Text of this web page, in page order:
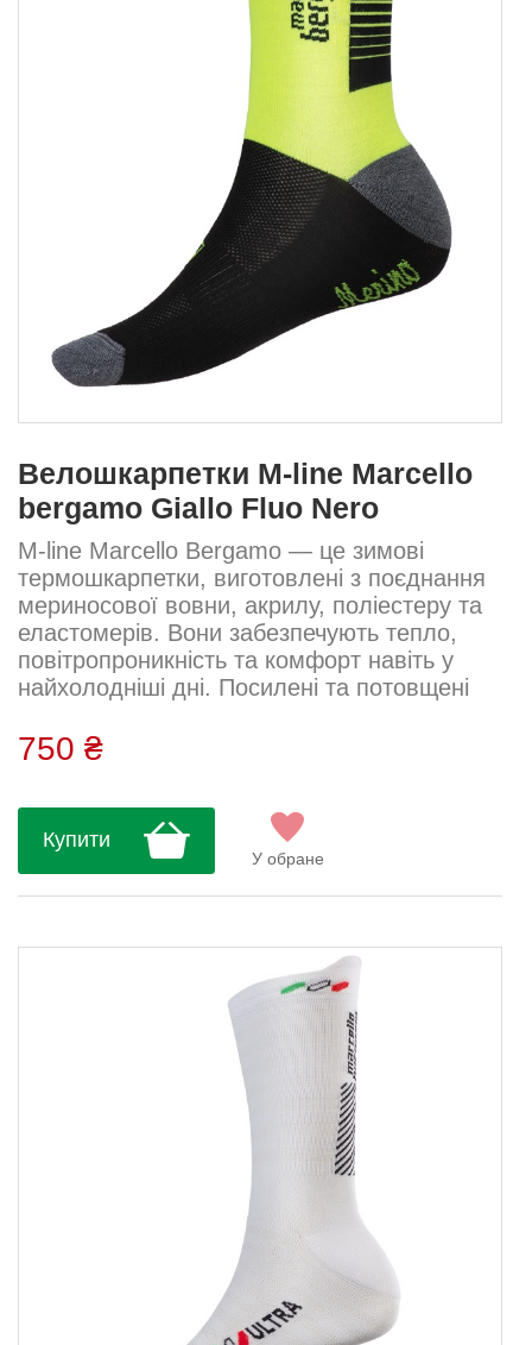
Велошкарпетки M-line Marcello
bergamo Giallo Fluo Nero
M-line Marcello Bergamo — це зимові
термошкарпетки, виготовлені з поєднання
мериносової вовни, акрилу, поліестеру та
еластомерів. Вони забезпечують тепло,
повітропроникність та комфорт навіть у
найхолодніші дні. Посилені та потовщені
шкарпеток. Завдяки щільній посадці та
Merino Склад: 22% поліестер, 28% акрил,
28% шерсть, 3% еластомер, 19%
поліамідДогляд: Ручне або машинне
750 ₴
Купити
У обране